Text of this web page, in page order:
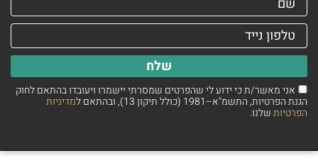
אני מאשר/ת כי ידוע לי שהפרטים שמסרתי יישמרו ויעובדו בהתאם לחוק
הגנת הפרטיות, התשמ"א–1981 (כולל תיקון 13), ובהתאם ל מדיניות
הפרטיותשלנו.
שלח